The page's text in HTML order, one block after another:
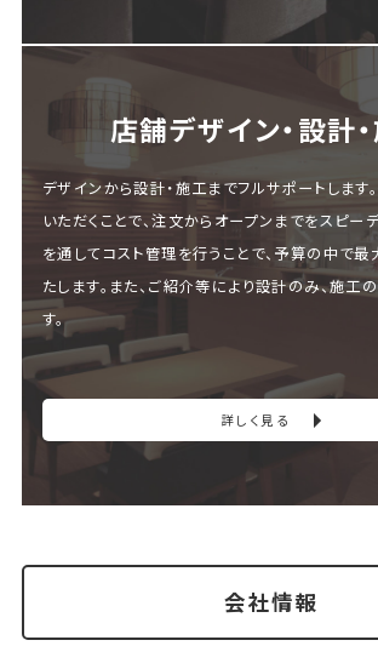
店舗デザイン・設計
デザインから設計・施工までフルサポートします
いただくことで、注文からオープンまでをスピー
を通してコスト管理を行うことで、予算の中で
たします。また、ご紹介等により設計のみ、施工
す。
詳しく見る
会社情報